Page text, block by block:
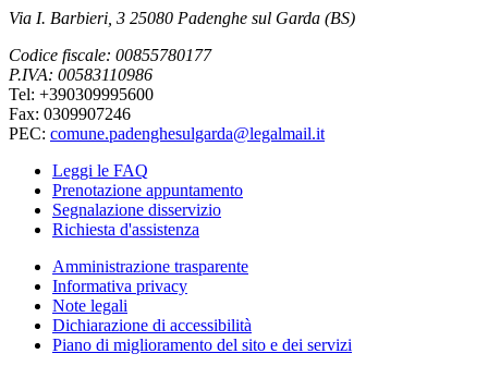
Via I. Barbieri, 3 25080 Padenghe sul Garda (BS)
Codice fiscale: 00855780177
P.IVA: 00583110986
Tel: +390309995600
Fax: 0309907246
PEC: comune.padenghesulgarda@legalmail.it
Leggi le FAQ
Prenotazione appuntamento
Segnalazione disservizio
Richiesta d'assistenza
Amministrazione trasparente
Informativa privacy
Note legali
Dichiarazione di accessibilità
Piano di miglioramento del sito e dei servizi